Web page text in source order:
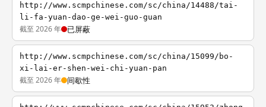
http://www.scmpchinese.com/sc/china/14488/tai-
li-fa-yuan-dao-ge-wei-guo-guan
截至 2026 年 已屏蔽
http://www.scmpchinese.com/sc/china/15099/bo-
xi-lai-er-shen-wei-chi-yuan-pan
截至 2026 年 间歇性